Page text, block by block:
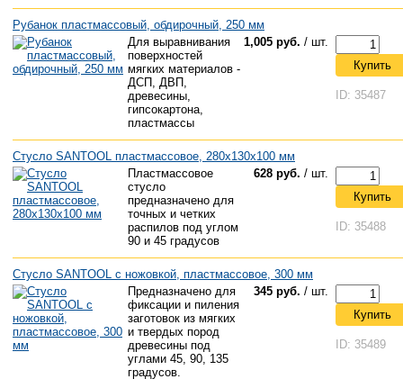
Рубанок пластмассовый, обдирочный, 250 мм
Для выравнивания
поверхностей
мягких материалов -
ДСП, ДВП,
древесины,
гипсокартона,
пластмассы
1,005 руб. / шт.
Купить
ID: 35487
Стусло SANTOOL пластмассовое, 280х130х100 мм
Пластмассовое
стусло
предназначено для
точных и четких
распилов под углом
90 и 45 градусов
628 руб. / шт.
Купить
ID: 35488
Стусло SANTOOL с ножовкой, пластмассовое, 300 мм
Предназначено для
фиксации и пиления
заготовок из мягких
и твердых пород
древесины под
углами 45, 90, 135
градусов.
345 руб. / шт.
Купить
ID: 35489